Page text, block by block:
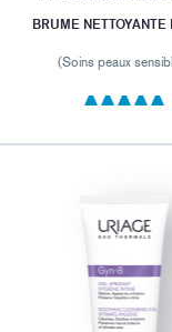
BRUME NETTOYANTE
(Soins peaux